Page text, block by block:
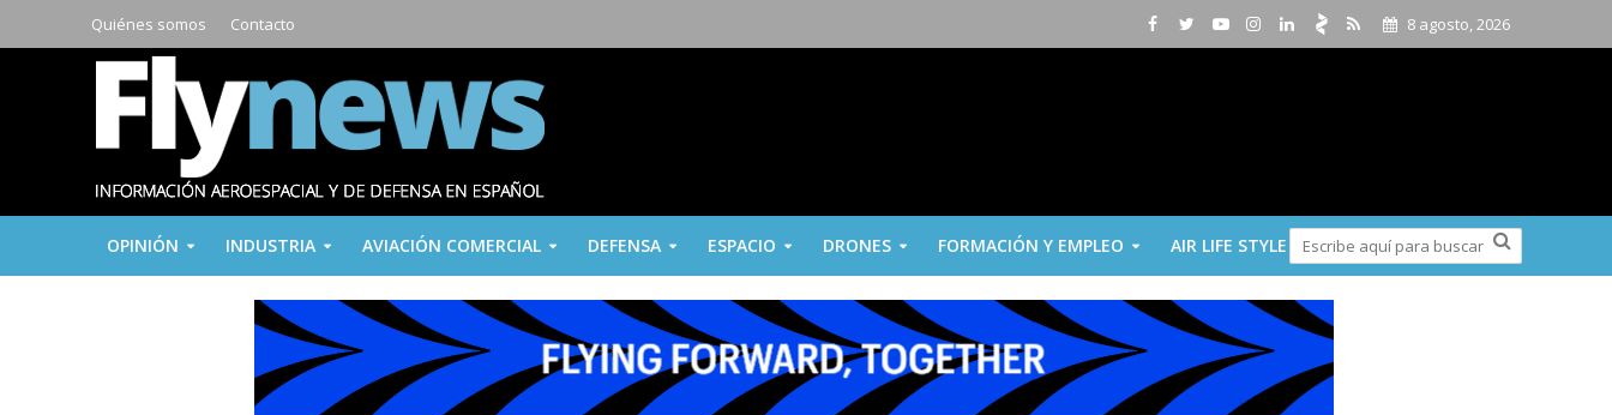
Quiénes somos Contacto 8 agosto, 2026
OPINIÓN INDUSTRIA AVIACIÓN COMERCIAL DEFENSA ESPACIO DRONES FORMACIÓN Y EMPLEO AIR LIFE STYLE